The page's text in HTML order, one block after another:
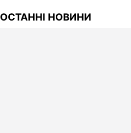
ОСТАННІ НОВИНИ